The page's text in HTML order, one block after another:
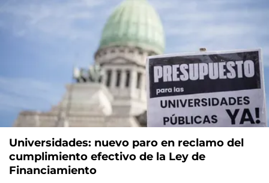
Universidades: nuevo paro en reclamo del
cumplimiento efectivo de la Ley de
Financiamiento